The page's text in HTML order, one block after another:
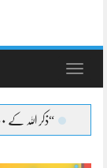
Toggle